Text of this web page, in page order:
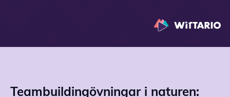
Teambuildingövningar i naturen: